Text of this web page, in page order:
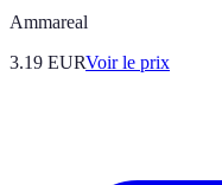
Ammareal
3.19 EURVoir le prix